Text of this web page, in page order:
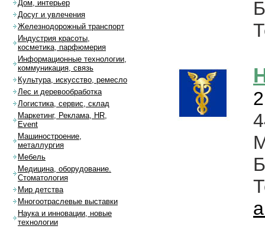
Дом, интерьер
Досуг и увлечения
Железнодорожный транспорт
Индустрия красоты,
косметика, парфюмерия
Информационные технологии,
коммуникация, связь
Культура, искусство, ремесло
Лес и деревообработка
Логистика, сервис, склад
Маркетинг, Реклама, HR,
Event
Машиностроение,
металлургия
Мебель
Медицина, оборудование.
Стоматология
Мир детства
Многоотраслевые выставки
Наука и инновации, новые
технологии